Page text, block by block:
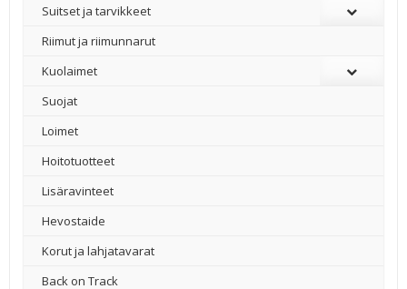
Suitset ja tarvikkeet
Riimut ja riimunnarut
Kuolaimet
Suojat
Loimet
Hoitotuotteet
Lisäravinteet
Hevostaide
Korut ja lahjatavarat
Back on Track